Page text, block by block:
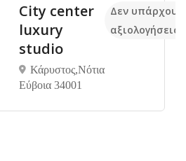
City center
luxury
studio
Κάρυστος,Νότια
Εύβοια 34001
Δεν
αξιολογήσεις